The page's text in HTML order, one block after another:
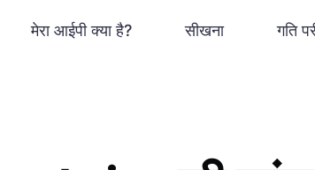
मेरा आईपी क्या है? सीखना गति